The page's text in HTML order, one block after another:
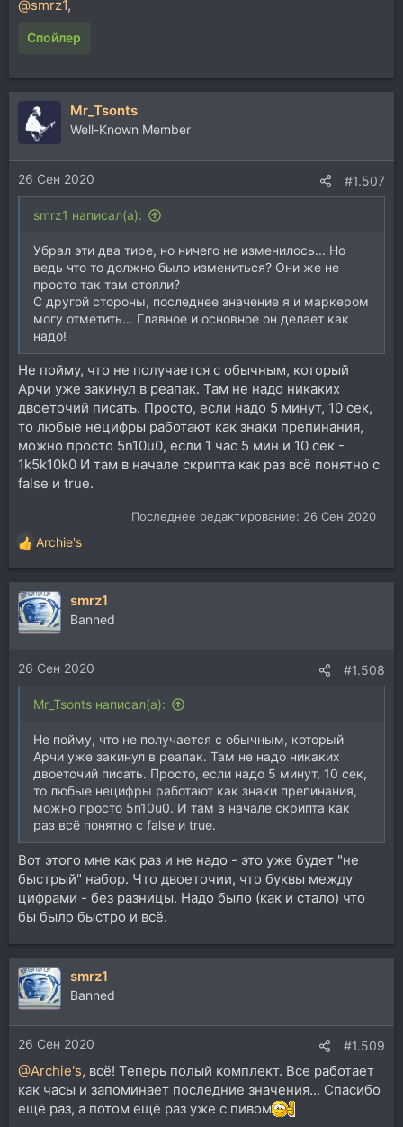
@smrz1,
Спойлер
Mr_Tsonts
Well-Known Member
26 Сен 2020 #1.507
smrz1 написал(а):
Убрал эти два тире, но ничего не изменилось... Но
ведь что то должно было измениться? Они же не
просто так там стояли?
С другой стороны, последнее значение я и маркером
могу отметить... Главное и основное он делает как
надо!
Не пойму, что не получается с обычным, который
Арчи уже закинул в реапак. Там не надо никаких
двоеточий писать. Просто, если надо 5 минут, 10 сек,
то любые нецифры работают как знаки препинания,
можно просто 5n10u0, если 1 час 5 мин и 10 сек -
1k5k10k0 И там в начале скрипта как раз всё понятно с
false и true.
Последнее редактирование: 26 Сен 2020
Р
е
а
к
ц
и
и
:
Archie's
smrz1
Banned
26 Сен 2020 #1.508
Mr_Tsonts написал(а):
Не пойму, что не получается с обычным, который
Арчи уже закинул в реапак. Там не надо никаких
двоеточий писать. Просто, если надо 5 минут, 10 сек,
то любые нецифры работают как знаки препинания,
можно просто 5n10u0. И там в начале скрипта как
раз всё понятно с false и true.
Вот этого мне как раз и не надо - это уже будет "не
быстрый" набор. Что двоеточии, что буквы между
цифрами - без разницы. Надо было (как и стало) что
бы было быстро и всё.
smrz1
Banned
26 Сен 2020 #1.509
@Archie's, всё! Теперь полый комплект. Все работает
как часы и запоминает последние значения... Спасибо
ещё раз, а потом ещё раз уже с пивом